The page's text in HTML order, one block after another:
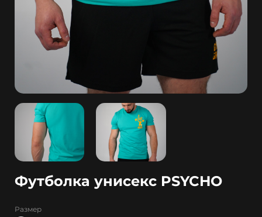
Футболка унисекс PSYCHO
Размер